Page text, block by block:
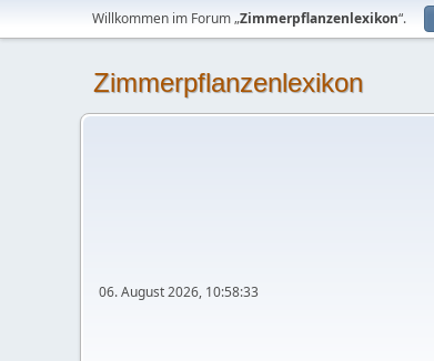
Willkommen im Forum „Zimmerpflanzenlexikon“.
Zimmerpflanzenlexikon
06. August 2026, 10:58:33